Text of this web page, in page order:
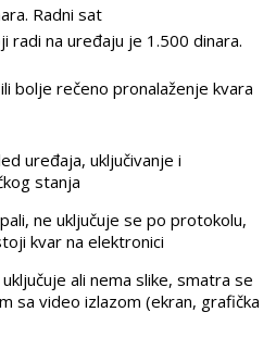
Radni sat
radi na uređaju je 1.500 dinara.
bolje rečeno pronalaženje kvara
uređaja, uključivanje i
stanja
ne uključuje se po protokolu,
kvar na elektronici
ali nema slike, smatra se
sa video izlazom (ekran, grafička